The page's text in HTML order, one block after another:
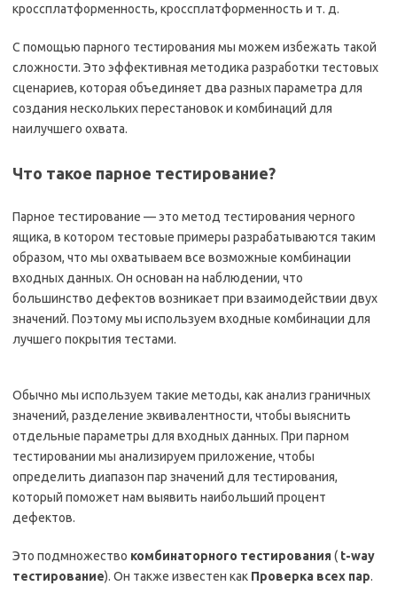
кроссплатформенность, кроссплатформенность и т. д.
С помощью парного тестирования мы можем избежать такой
сложности. Это эффективная методика разработки тестовых
сценариев, которая объединяет два разных параметра для
создания нескольких перестановок и комбинаций для
наилучшего охвата.
Что такое парное тестирование?
Парное тестирование — это метод тестирования черного
ящика, в котором тестовые примеры разрабатываются таким
образом, что мы охватываем все возможные комбинации
входных данных. Он основан на наблюдении, что
большинство дефектов возникает при взаимодействии двух
значений. Поэтому мы используем входные комбинации для
лучшего покрытия тестами.
Обычно мы используем такие методы, как анализ граничных
значений, разделение эквивалентности, чтобы выяснить
отдельные параметры для входных данных. При парном
тестировании мы анализируем приложение, чтобы
определить диапазон пар значений для тестирования,
который поможет нам выявить наибольший процент
дефектов.
Это подмножество комбинаторного тестирования( t-way
тестирование). Он также известен как Проверка всех пар.